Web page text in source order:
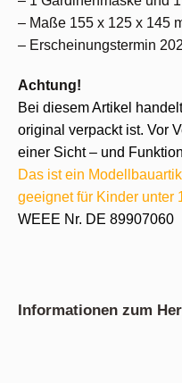
– Maße 155 x 125 x 145
– Erscheinungstermin
Achtung!
Bei diesem Artikel
original verpackt ist. Vor
einer Sicht – und
Das ist ein
geeignet für Kinder unter
WEEE Nr. DE 89907060
Informationen zum